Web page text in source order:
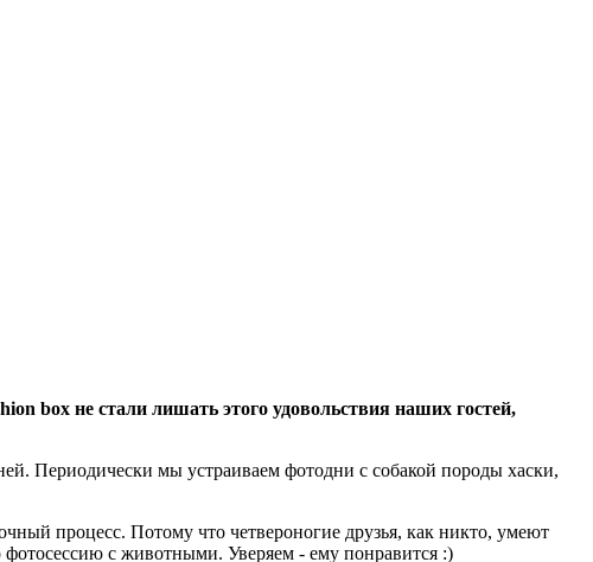
box не стали лишать этого удовольствия наших гостей,
Периодически мы устраиваем фотодни с собакой породы хаски,
процесс. Потому что четвероногие друзья, как никто, умеют
фотосессию с животными. Уверяем - ему понравится :)